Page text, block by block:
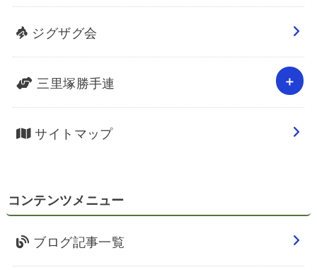
ジグザグ会
三里塚勝手連
サイトマップ
コンテンツメニュー
ブログ記事一覧